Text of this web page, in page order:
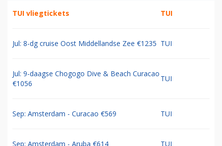
TUI vliegtickets TUI
Jul: 8-dg cruise Oost Middellandse Zee €1235 TUI
Jul: 9-daagse Chogogo Dive & Beach Curacao
€1056
TUI
Sep: Amsterdam - Curacao €569 TUI
Sep: Amsterdam - Aruba €614 TUI